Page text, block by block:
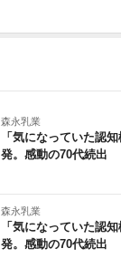
森永乳業
「気になっていた認
発。感動の70代続出
森永乳業
「気になっていた認
発。感動の70代続出